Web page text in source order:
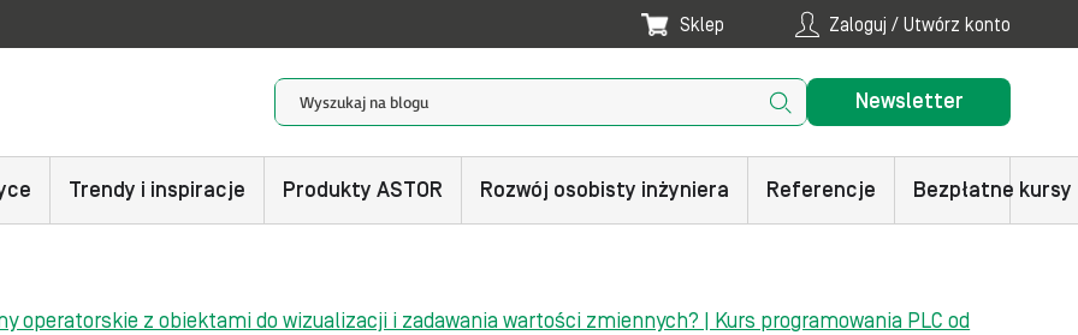
Sklep Zaloguj / Utwórz konto
Newsletter
Trendy i inspiracje Produkty ASTOR Rozwój osobisty inżyniera Referencje Bezpłatne kursy
operatorskie z obiektami do wizualizacji i zadawania wartości zmiennych? | Kurs programowania PLC od